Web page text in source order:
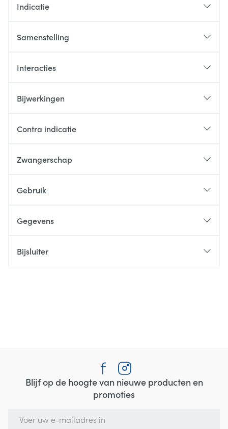
Indicatie
Samenstelling
Interacties
Bijwerkingen
Contra indicatie
Zwangerschap
Gebruik
Gegevens
Bijsluiter
Blijf op de hoogte van nieuwe producten en
promoties